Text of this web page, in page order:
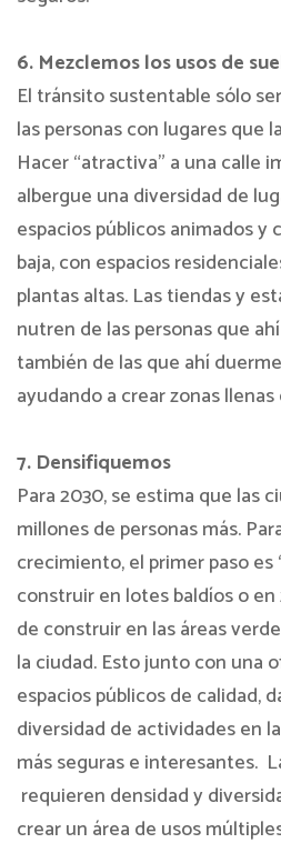
6. Mezclemos los usos de
El tránsito sustentable sólo
las personas con lugares que
Hacer “atractiva” a una calle
albergue una diversidad de
espacios públicos animados y
baja, con espacios
plantas altas. Las tiendas y
nutren de las personas que
también de las que ahí
ayudando a crear zonas llenas
7. Densifiquemos
Para 2030, se estima que las
millones de personas más.
crecimiento, el primer paso es
construir en lotes baldíos o
de construir en las áreas
la ciudad. Esto junto con una
espacios públicos de calidad,
diversidad de actividades en
más seguras e interesantes.
requieren densidad y
crear un área de usos